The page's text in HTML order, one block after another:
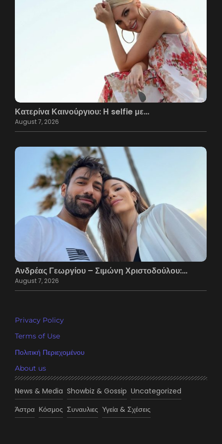
Κατερίνα Καινούργιου: Η selfie με…
August 7, 2026
Ανδρέας Γεωργίου – Σιμώνη Χριστοδούλου:…
August 7, 2026
Privacy Policy
Terms of Use
Πολιτική Περιεχομένου
About us
News & Media Showbiz & Gossip Uncategorized
Άστρα Κόσμος Συναυλιες Υγεία & Σχέσεις